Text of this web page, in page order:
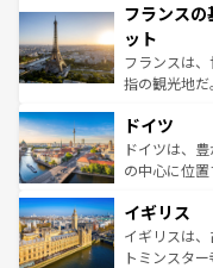
ませてくれ
なお、新着の
しい。
文化が根付
れる闘牛、
る。首都マ
アートに溢
せる。地方
ンテンツ一覧
フランス
ット
フランスは
指の観光地
で、幅広い
聖堂、美し
から魅了す
いる。シャン
香り高いラ
らに、パリ
ドイツ
ドイツは、
の中心に位
顔を持つこの
ルリンの文
してライン
イギリス
イギリスは
トミンスタ